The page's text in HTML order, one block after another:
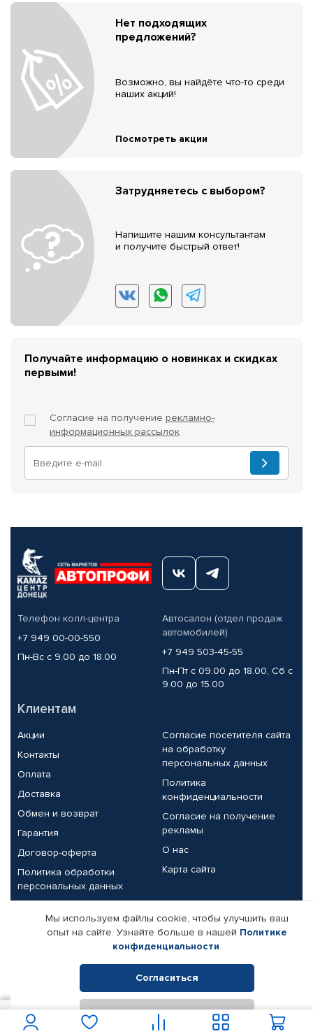
Нет подходящих
предложений?
Возможно, вы найдёте что-то среди
наших акций!
Посмотреть акции
Затрудняетесь с выбором?
Напишите нашим консультантам
и получите быстрый ответ!
Получайте информацию о новинках и скидках
первыми!
Согласие на получение рекламно-
информационных рассылок
Телефон колл-центра
+7 949 00-00-550
Пн-Вс с 9.00 до 18.00
Автосалон (отдел продаж
автомобилей)
+7 949 503-45-55
Пн-Пт с 09.00 до 18.00, Сб с
9.00 до 15.00
Клиентам
Акции
Контакты
Оплата
Доставка
Обмен и возврат
Гарантия
Договор-оферта
Политика обработки
персональных данных
Согласие посетителя сайта
на обработку
персональных данных
Политика
конфиденциальности
Согласие на получение
рекламы
О нас
Карта сайта
Партнерам
Корпоративным клиентам
Поставщикам
Реквизиты компании
© КАМАЗ ЦЕНТР ДОНЕЦК, 2015-2026. Все права защищены.
Интернет-магазин автомобильных товаров Автопрофи.
Мы используем файлы cookie, чтобы улучшить ваш
опыт на сайте. Узнайте больше в нашей Политике
конфиденциальности.
Согласиться
Отклонить
В корзину